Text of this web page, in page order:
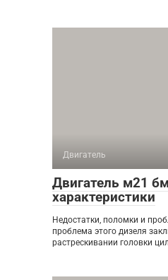
Двигатель
Двигатель м21
характеристики
Недостатки, поломки и
проблема этого дизеля
растрескивании головки